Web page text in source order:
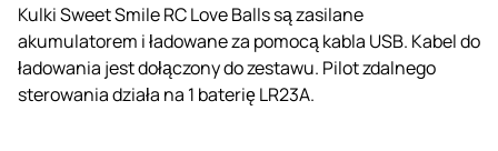
Kulki Sweet Smile RC Love Balls są zasilane
akumulatorem i ładowane za pomocą kabla USB. Kabel do
ładowania jest dołączony do zestawu. Pilot zdalnego
sterowania działa na 1 baterię LR23A.